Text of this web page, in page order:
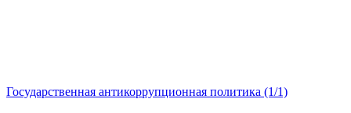
Государственная антикоррупционная политика (1/1)